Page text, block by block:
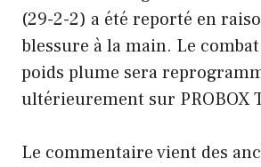
(29-2-2) a été reporté en
blessure à la main. Le
poids plume sera
ultérieurement sur PROBOX
Le commentaire vient des